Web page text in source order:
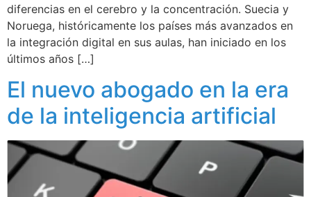
diferencias en el cerebro y la concentración. Suecia y
Noruega, históricamente los países más avanzados en
la integración digital en sus aulas, han iniciado en los
últimos años […]
El nuevo abogado en la era
de la inteligencia artificial